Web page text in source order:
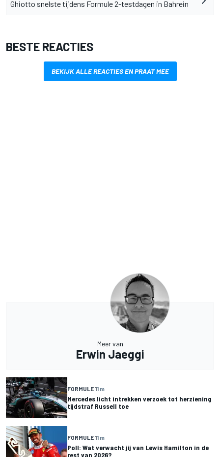
Ghiotto snelste tijdens Formule 2-testdagen in Bahrein
BESTE REACTIES
BEKIJK ALLE REACTIES EN PRAAT MEE
Meer van
Erwin Jaeggi
FORMULE 11 m
Mercedes licht intrekken verzoek tot herziening
tijdstraf Russell toe
FORMULE 11 m
Poll: Wat verwacht jij van Lewis Hamilton in de
rest van 2026?